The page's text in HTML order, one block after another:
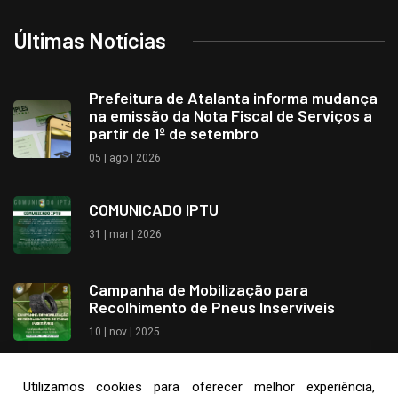
Utilizamos cookies para oferecer melhor experiência,
Últimas Notícias
Prefeitura de Atalanta informa mudança
na emissão da Nota Fiscal de Serviços a
partir de 1º de setembro
05 | ago | 2026
COMUNICADO IPTU
31 | mar | 2026
Campanha de Mobilização para
Recolhimento de Pneus Inservíveis
10 | nov | 2025